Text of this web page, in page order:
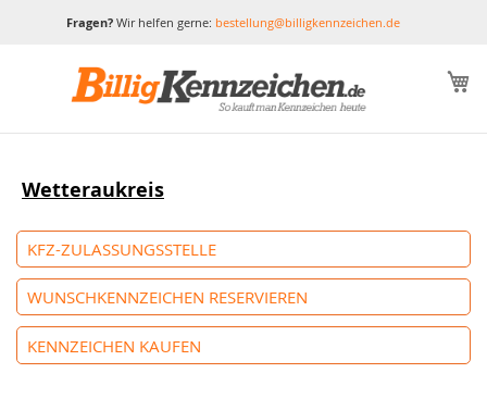
Fragen?Wir helfen gerne: bestellung@billigkennzeichen.de
Wetteraukreis
KFZ-ZULASSUNGSSTELLE
WUNSCHKENNZEICHEN RESERVIEREN
KENNZEICHEN KAUFEN